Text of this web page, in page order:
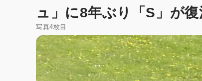
ュ」に8年ぶり「S」が復
写真4枚目